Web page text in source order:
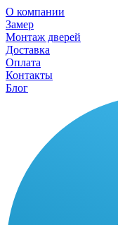
О компании
Замер
Монтаж дверей
Доставка
Оплата
Контакты
Блог